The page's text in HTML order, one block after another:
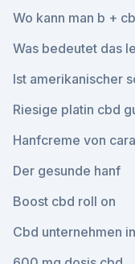
Wo kann man b +
Was bedeutet das
Ist amerikanischer
Riesige platin cbd
Hanfcreme von
Der gesunde hanf
Boost cbd roll on
Cbd unternehmen